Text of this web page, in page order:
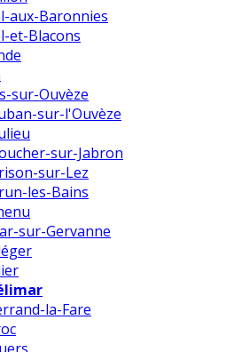
aux-Baronnies
et-Blacons
sur-Ouvèze
sur-l'Ouvèze
sur-Jabron
sur-Lez
les-Bains
sur-Gervanne
la-Fare